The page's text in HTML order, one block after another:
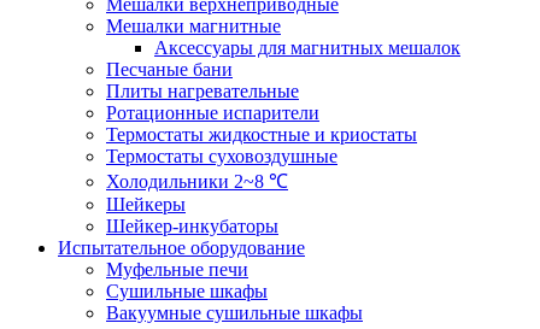
Мешалки верхнеприводные
Мешалки магнитные
Аксессуары для магнитных мешалок
Песчаные бани
Плиты нагревательные
Ротационные испарители
Термостаты жидкостные и криостаты
Термостаты суховоздушные
Холодильники 2~8 ℃
Шейкеры
Шейкер-инкубаторы
Испытательное оборудование
Муфельные печи
Сушильные шкафы
Вакуумные сушильные шкафы